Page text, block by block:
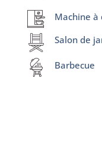
Machine à
Salon de
Barbecue